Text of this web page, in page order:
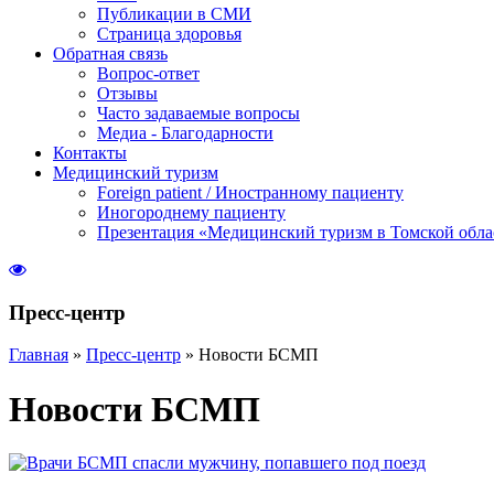
Публикации в СМИ
Страница здоровья
Обратная связь
Вопрос-ответ
Отзывы
Часто задаваемые вопросы
Медиа - Благодарности
Контакты
Медицинский туризм
Foreign patient / Иностранному пациенту
Иногороднему пациенту
Презентация «Медицинский туризм в Томской
Пресс-центр
Главная » Пресс-центр » Новости БСМП
Новости БСМП